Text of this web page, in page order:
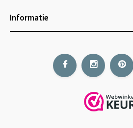
Informatie